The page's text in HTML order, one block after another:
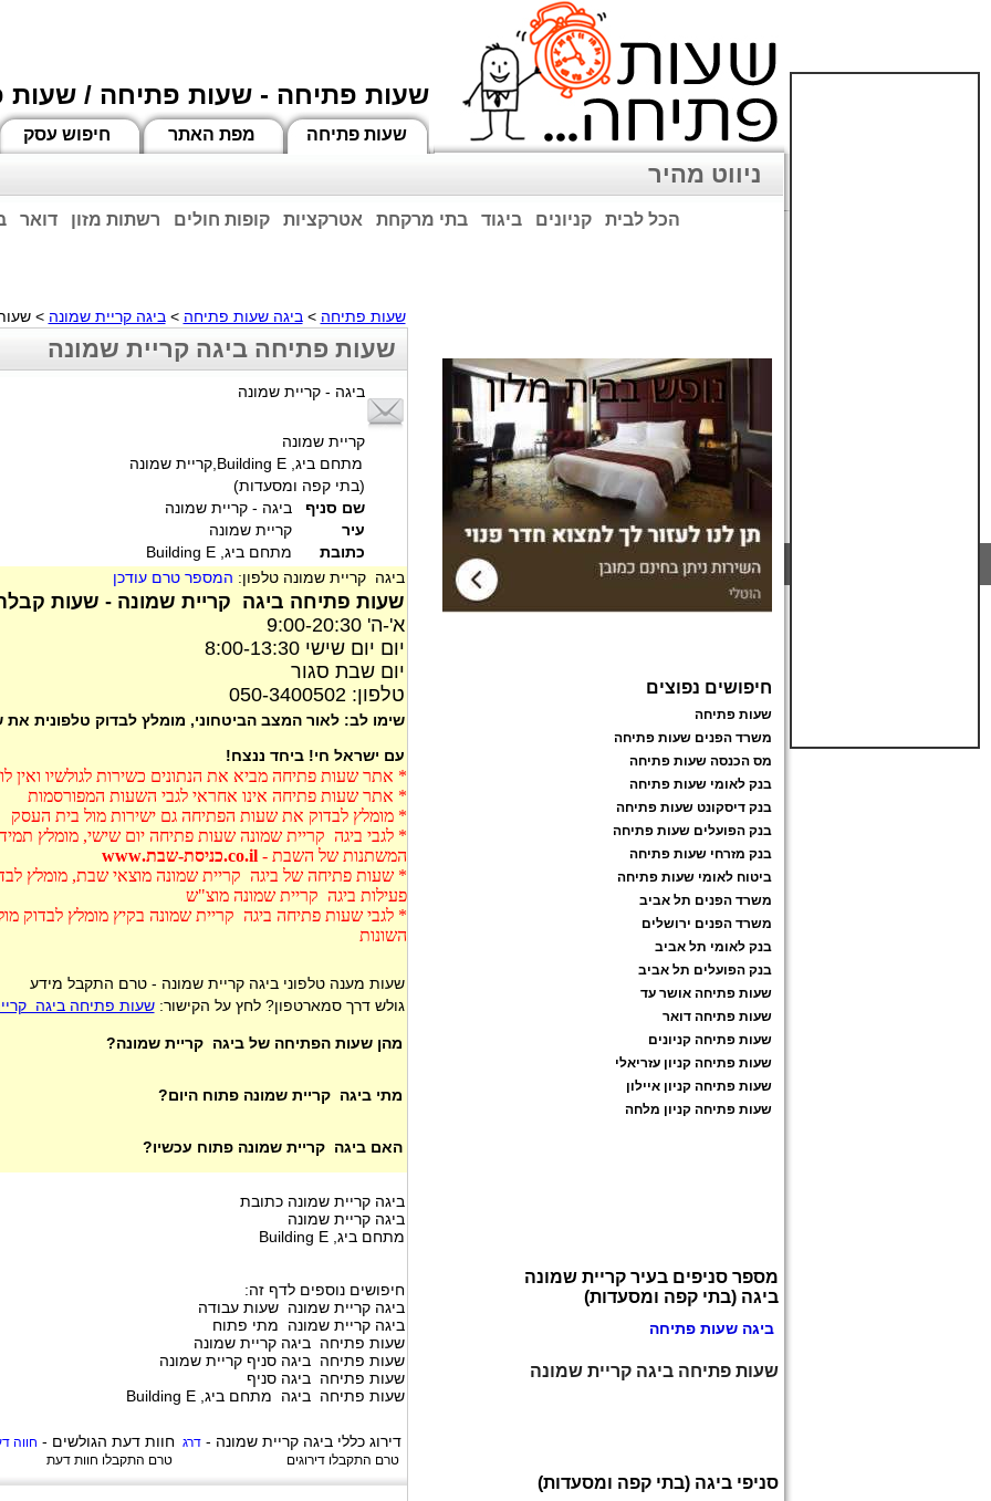
שעות פתיחה - שעות פתיחה / שעות
חיפוש עסק מפת האתר שעות פתיחה
ניווט מהיר
דואר רשתות מזון קופות חולים אטרקציות בתי מרקחת ביגוד קניונים הכל לבית
שעות פתיחה >ביגה שעות פתיחה >ביגה קריית שמונה >
שעות פתיחה ביגה קריית שמונה
ביגה - קריית שמונה
קריית שמונה
מתחם ביג, Building E,קריית שמונה
(בתי קפה ומסעדות)
שם סניף
ביגה - קריית שמונה
עיר
קריית שמונה
כתובת
מתחם ביג, Building E
ביגה קריית שמונה טלפון: המספר טרם עודכן
שעות פתיחה ביגה קריית שמונה - שעות
א'-ה' 9:00-20:30
יום יום שישי 8:00-13:30
יום שבת סגור
טלפון: 050-3400502
שימו לב: לאור המצב הביטחוני, מומלץ לבדוק טלפונית
עם ישראל חי! ביחד ננצח!
* אתר שעות פתיחה מביא את הנתונים כשירות לגולשיו
* אתר שעות פתיחה אינו אחראי לגבי השעות המפורסמות
* מומלץ לבדוק את שעות הפתיחה גם ישירות מול בית העסק
* לגבי ביגה קריית שמונה שעות פתיחה יום שישי, מומלץ
המשתנות של השבת -co.il.כניסת-שבת.www
* שעות פתיחה של ביגה קריית שמונה מוצאי שבת, מומלץ
פעילות ביגה קריית שמונה מוצ"ש
* לגבי שעות פתיחה ביגה קריית שמונה בקיץ מומלץ לבדוק
השונות
שעות מענה טלפוני ביגה קריית שמונה - טרם התקבל מידע
גולש דרך סמארטפון? לחץ על הקישור:שעות פתיחה ביגה
מהן שעות הפתיחה של ביגה קריית שמונה?
מתי ביגה קריית שמונה פתוח היום?
האם ביגה קריית שמונה פתוח עכשיו?
ביגה קריית שמונה כתובת
ביגה קריית שמונה
מתחם ביג, Building E
חיפושים נוספים לדף זה:
ביגה קריית שמונה שעות עבודה
ביגה קריית שמונה מתי פתוח
שעות פתיחה ביגה קריית שמונה
שעות פתיחה ביגה סניף קריית שמונה
שעות פתיחה ביגה סניף
שעות פתיחה ביגה מתחם ביג, Building E
חוות דעת הגולשים - חווה
טרם התקבלו חוות דעת
דירוג כלליביגה קריית שמונה -דרג
טרם התקבלו דירוגים
חיפושים נפוצים
שעות פתיחה
משרד הפנים שעות פתיחה
מס הכנסה שעות פתיחה
בנק לאומי שעות פתיחה
בנק דיסקונט שעות פתיחה
בנק הפועלים שעות פתיחה
בנק מזרחי שעות פתיחה
ביטוח לאומי שעות פתיחה
משרד הפנים תל אביב
משרד הפנים ירושלים
בנק לאומי תל אביב
בנק הפועלים תל אביב
שעות פתיחה אושר עד
שעות פתיחה דואר
שעות פתיחה קניונים
שעות פתיחה קניון עזריאלי
שעות פתיחה קניון איילון
שעות פתיחה קניון מלחה
מספר סניפים בעיר קריית שמונה
ביגה (בתי קפה ומסעדות)
ביגה שעות פתיחה
שעות פתיחה ביגה קריית שמונה
סניפי ביגה (בתי קפה ומסעדות)